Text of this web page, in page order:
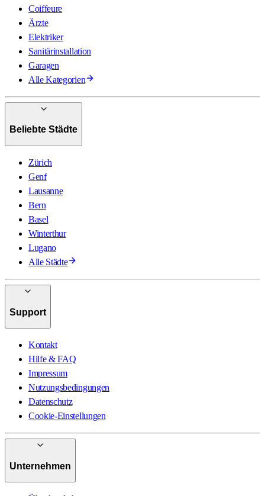
Coiffeure
Ärzte
Elektriker
Sanitärinstallation
Garagen
Alle Kategorien
Beliebte Städte
Zürich
Genf
Lausanne
Bern
Basel
Winterthur
Lugano
Alle Städte
Support
Kontakt
Hilfe & FAQ
Impressum
Nutzungsbedingungen
Datenschutz
Cookie-Einstellungen
Unternehmen